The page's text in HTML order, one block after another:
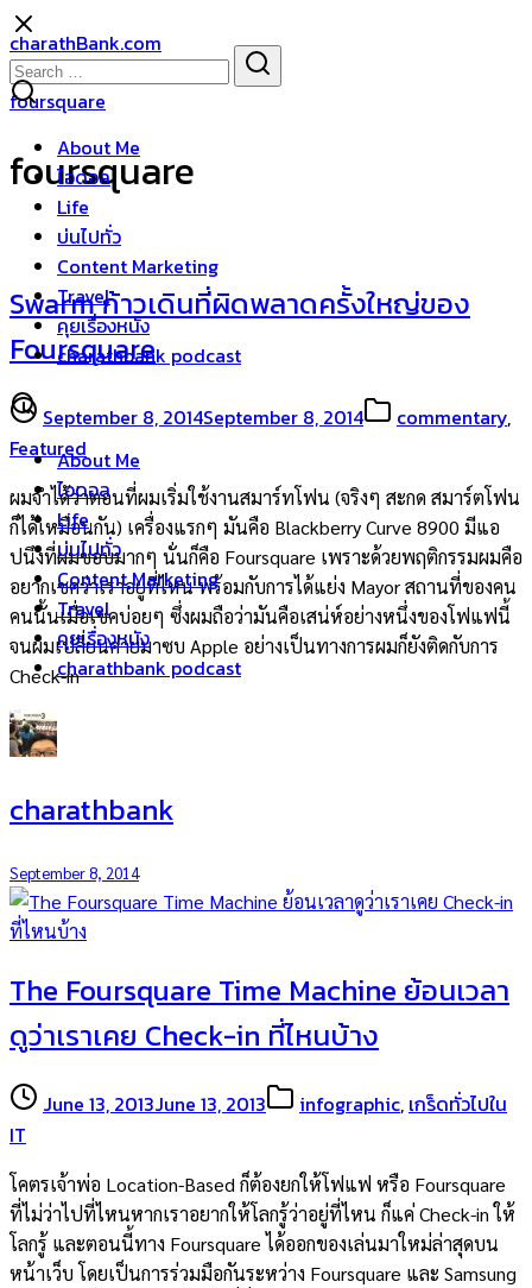
Skip
to
content
charathBank.com
About Me
ไอดอล
Life
บ่นไปทั่ว
Content Marketing
Travel
คุยเรื่องหนัง
charathbank podcast
About Me
ไอดอล
Life
บ่นไปทั่ว
Content Marketing
Travel
คุยเรื่องหนัง
charathbank podcast
Search
for:
foursquare
foursquare
Swarm ก้าวเดินที่ผิดพลาดครั้งใหญ่ของ
Foursquare
September 8, 2014September 8, 2014 commentary,
Featured
ผมจำได้ว่าตอนที่ผมเริ่มใช้งานสมาร์ทโฟน (จริงๆ สะกด สมาร์ตโฟน
ก็ได้เหมือนกัน) เครื่องแรกๆ มันคือ Blackberry Curve 8900 มีแอ
ปนึงที่ผมชอบมากๆ นั่นก็คือ Foursquare เพราะด้วยพฤติกรรมผมคือ
อยากเชคว่าเราอยู่ที่ไหน พร้อมกับการได้แย่ง Mayor สถานที่ของคน
คนนั้นเมื่อเชคบ่อยๆ ซึ่งผมถือว่ามันคือเสน่ห์อย่างหนึ่งของโฟแฟนี้
จนผมเปลี่ยนค่ายมาซบ Apple อย่างเป็นทางการผมก็ยังติดกับการ
Check-in
charathbank
September 8, 2014
The Foursquare Time Machine ย้อนเวลา
ดูว่าเราเคย Check-in ที่ไหนบ้าง
June 13, 2013June 13, 2013 infographic, เกร็ดทั่วไปใน
IT
โคตรเจ้าพ่อ Location-Based ก็ต้องยกให้โฟแฟ หรือ Foursquare
ที่ไม่ว่าไปที่ไหนหากเราอยากให้โลกรู้ว่าอยู่ที่ไหน ก็แค่ Check-in ให้
โลกรู้ และตอนนี้ทาง Foursquare ได้ออกของเล่นมาใหม่ล่าสุดบน
หน้าเว็บ โดยเป็นการร่วมมือกันระหว่าง Foursquare และ Samsung